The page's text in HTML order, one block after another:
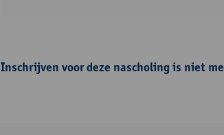
Inschrijven voor deze nascholing is niet